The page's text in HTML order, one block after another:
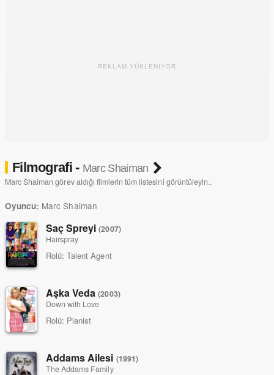
REKLAM YÜKLENİYOR
Filmografi - Marc Shaiman
Marc Shaiman görev aldığı filmlerin tüm listesini görüntüleyin..
Oyuncu: Marc Shaiman
Saç Spreyi(2007)
Hairspray
Rolü: Talent Agent
Aşka Veda(2003)
Down with Love
Rolü: Pianist
Addams Ailesi (1991)
The Addams Family